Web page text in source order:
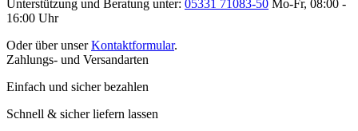
Unterstützung und Beratung unter: 05331 71083-50 Mo-Fr, 08:00 -
16:00 Uhr
Oder über unserKontaktformular.
Zahlungs- und Versandarten
Einfach und sicher bezahlen
Schnell & sicher liefern lassen